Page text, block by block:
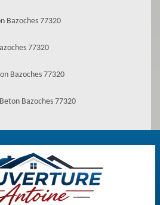
Bazoches 77320
77320
Bazoches 77320
Bazoches 77320